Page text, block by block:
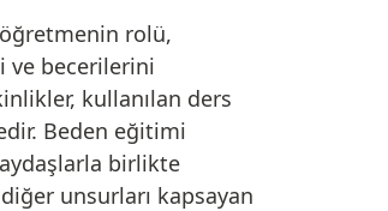
rolü,
ve becerilerini
kullanılan ders
Beden eğitimi
birlikte
unsurları kapsayan